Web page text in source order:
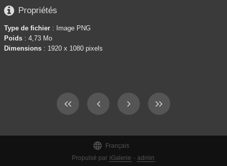
 Propriétés
Type de fichier : Image PNG
Poids : 4,73 Mo
Dimensions : 1920 x 1080 pixels

Français
Propulsé par iGalerie - admin